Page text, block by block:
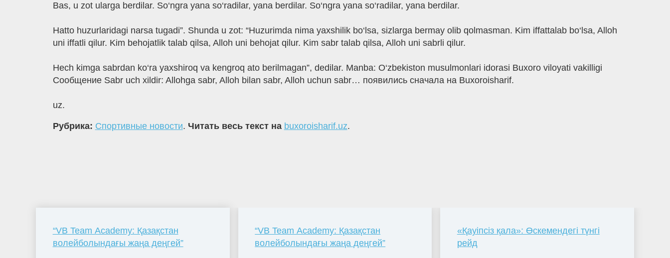
Bas, u zot ularga berdilar. So‘ngra yana so‘radilar, yana berdilar. So‘ngra yana so‘radilar, yana berdilar.
Hatto huzurlaridagi narsa tugadi”. Shunda u zot: “Huzurimda nima yaxshilik bo‘lsa, sizlarga bermay olib qolmasman. Kim iffattalab bo‘lsa, Alloh
uni iffatli qilur. Kim behojatlik talab qilsa, Alloh uni behojat qilur. Kim sabr talab qilsa, Alloh uni sabrli qilur.
Hech kimga sabrdan ko‘ra yaxshiroq va kengroq ato berilmagan”, dedilar. Manba: O‘zbekiston musulmonlari idorasi Buxoro viloyati vakilligi
Сообщение Sabr uch xildir: Allohga sabr, Alloh bilan sabr, Alloh uchun sabr… появились сначала на Buxoroisharif.
uz.
Рубрика: Спортивные новости. Читать весь текст на buxoroisharif.uz.
“VB Team Academy: Қазақстан
волейболындағы жаңа деңгей”
“VB Team Academy: Қазақстан
волейболындағы жаңа деңгей”
«Қауіпсіз қала»: Өскемендегі түнгі
рейд